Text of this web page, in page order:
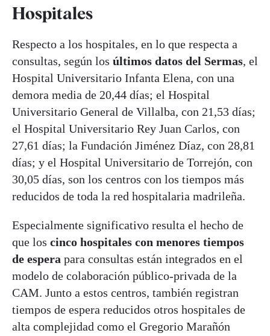
Hospitales
Respecto a los hospitales, en lo que respecta a
consultas, según los últimos datos del Sermas, el
Hospital Universitario Infanta Elena, con una
demora media de 20,44 días; el Hospital
Universitario General de Villalba, con 21,53 días;
el Hospital Universitario Rey Juan Carlos, con
27,61 días; la Fundación Jiménez Díaz, con 28,81
días; y el Hospital Universitario de Torrejón, con
30,05 días, son los centros con los tiempos más
reducidos de toda la red hospitalaria madrileña.
Especialmente significativo resulta el hecho de
que los cinco hospitales con menores tiempos
de espera para consultas están integrados en el
modelo de colaboración público-privada de la
CAM. Junto a estos centros, también registran
tiempos de espera reducidos otros hospitales de
alta complejidad como el Gregorio Marañón